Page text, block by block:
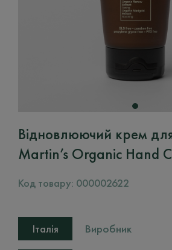
Відновлюючий крем
Martin’s Organic Hand
Код товару: 000002622
Італія Виробник